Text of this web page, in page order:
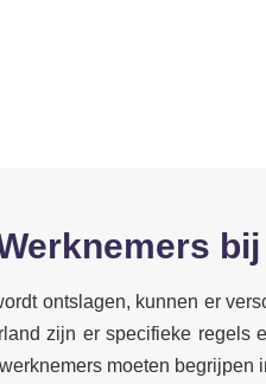
ontslagen, kunnen er
zijn er specifieke
moeten begrijpen